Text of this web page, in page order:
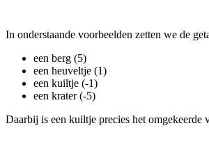
In onderstaande voorbeelden zetten we de
een berg (5)
een heuveltje (1)
een kuiltje (-1)
een krater (-5)
Daarbij is een kuiltje precies het omgekeerde